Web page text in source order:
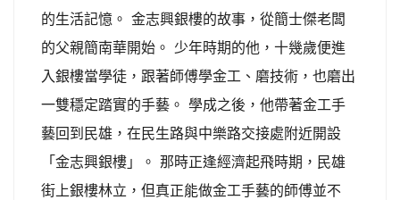
的生活記憶。 金志興銀樓的故事，從簡士傑老闆
的父親簡南華開始。 少年時期的他，十幾歲便進
入銀樓當學徒，跟著師傅學金工、磨技術，也磨出
一雙穩定踏實的手藝。 學成之後，他帶著金工手
藝回到民雄，在民生路與中樂路交接處附近開設
「金志興銀樓」。 那時正逢經濟起飛時期，民雄
街上銀樓林立，但真正能做金工手藝的師傅並不